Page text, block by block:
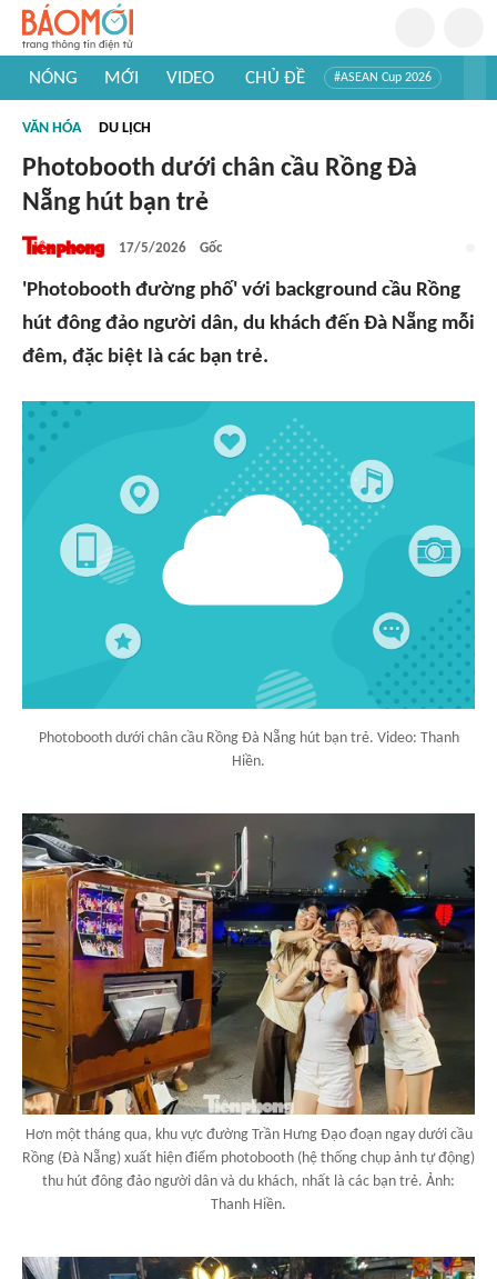
NÓNG MỚI VIDEO CHỦ ĐỀ #ASEAN Cup 2026
#Khám phá thế giới
VĂN HÓA DU LỊCH
Photobooth dưới chân cầu Rồng Đà
Nẵng hút bạn trẻ
17/5/2026 Gốc
'Photobooth đường phố' với background cầu Rồng
hút đông đảo người dân, du khách đến Đà Nẵng mỗi
đêm, đặc biệt là các bạn trẻ.
Photobooth dưới chân cầu Rồng Đà Nẵng hút bạn trẻ. Video: Thanh
Hiền.
Hơn một tháng qua, khu vực đường Trần Hưng Đạo đoạn ngay dưới cầu
Rồng (Đà Nẵng) xuất hiện điểm photobooth (hệ thống chụp ảnh tự động)
thu hút đông đảo người dân và du khách, nhất là các bạn trẻ. Ảnh:
Thanh Hiền.